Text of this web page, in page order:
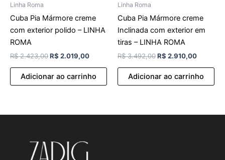
Linha Roma
Cuba Pia Mármore creme
com exterior polido – LINHA
ROMA
R$2.423,00R$ 2.019,00
Adicionar ao carrinho
Linha Roma
Cuba Pia Mármore creme
Inclinada com exterior em
tiras – LINHA ROMA
R$3.492,00R$ 2.910,00
Adicionar ao carrinho